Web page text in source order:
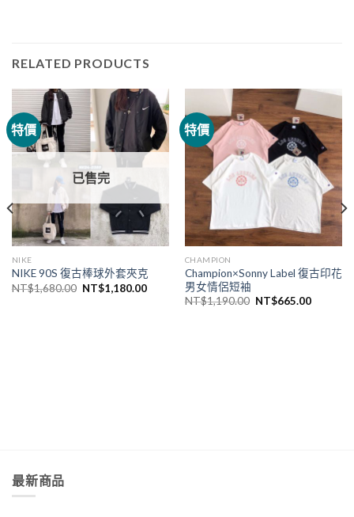
RELATED PRODUCTS
特價
已售完
NIKE
NIKE 90S 復古棒球外套夾克
NT$1,680.00 NT$1,180.00
特價
CHAMPION
Champion×Sonny Label 復古印花
男女情侶短袖
NT$1,190.00 NT$665.00
最新商品